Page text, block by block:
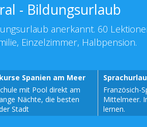
- Bildungsurlaub
anerkannt. 60
Einzelzimmer, Halbpension.
Spanien am Meer
mit Pool direkt am
Nächte, die besten
Stadt
Französich-
Mittelmeer.
lernen.